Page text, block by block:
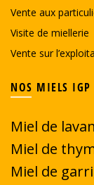
Vente aux
Visite de miellerie
Vente sur
NOS MIELS IGP
Miel de
Miel de
Miel de